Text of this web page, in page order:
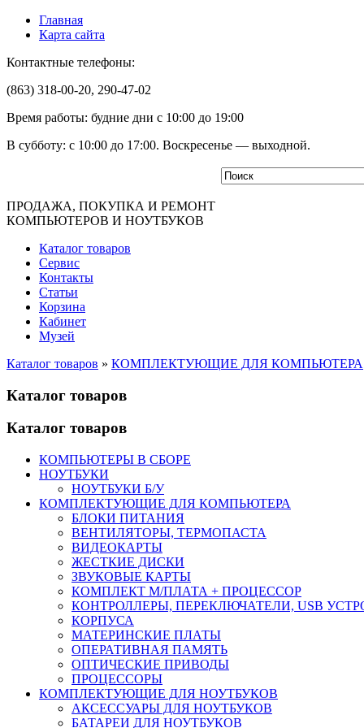
Главная
Карта сайта
Контактные телефоны:
(863) 318-00-20, 290-47-02
Время работы: будние дни с 10:00 до 19:00
В субботу: с 10:00 до 17:00. Воскресенье — выходной.
ПРОДАЖА, ПОКУПКА И РЕМОНТ
КОМПЬЮТЕРОВ И НОУТБУКОВ
Каталог товаров
Сервис
Контакты
Статьи
Корзина
Кабинет
Музей
Каталог товаров » КОМПЛЕКТУЮЩИЕ ДЛЯ КОМПЬЮТЕРА
Каталог товаров
Каталог товаров
КОМПЬЮТЕРЫ В СБОРЕ
НОУТБУКИ
НОУТБУКИ Б/У
КОМПЛЕКТУЮЩИЕ ДЛЯ КОМПЬЮТЕРА
БЛОКИ ПИТАНИЯ
ВЕНТИЛЯТОРЫ, ТЕРМОПАСТА
ВИДЕОКАРТЫ
ЖЕСТКИЕ ДИСКИ
ЗВУКОВЫЕ КАРТЫ
КОМПЛЕКТ М/ПЛАТА + ПРОЦЕССОР
КОНТРОЛЛЕРЫ, ПЕРЕКЛЮЧАТЕЛИ, USB
КОРПУСА
МАТЕРИНСКИЕ ПЛАТЫ
ОПЕРАТИВНАЯ ПАМЯТЬ
ОПТИЧЕСКИЕ ПРИВОДЫ
ПРОЦЕССОРЫ
КОМПЛЕКТУЮЩИЕ ДЛЯ НОУТБУКОВ
АКСЕССУАРЫ ДЛЯ НОУТБУКОВ
БАТАРЕИ ДЛЯ НОУТБУКОВ